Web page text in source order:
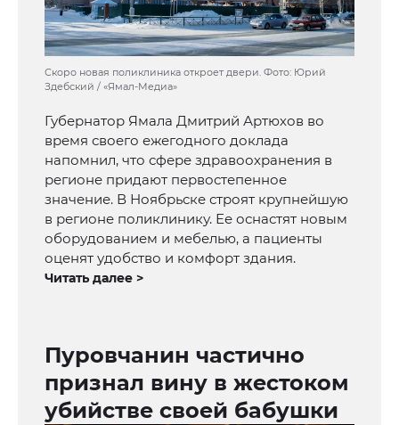
Скоро новая поликлиника откроет двери. Фото: Юрий
Здебский / «Ямал-Медиа»
Губернатор Ямала Дмитрий Артюхов во
время своего ежегодного доклада
напомнил, что сфере здравоохранения в
регионе придают первостепенное
значение. В Ноябрьске строят крупнейшую
в регионе поликлинику. Ее оснастят новым
оборудованием и мебелью, а пациенты
оценят удобство и комфорт здания.
Читать далее >
Пуровчанин частично
признал вину в жестоком
убийстве своей бабушки